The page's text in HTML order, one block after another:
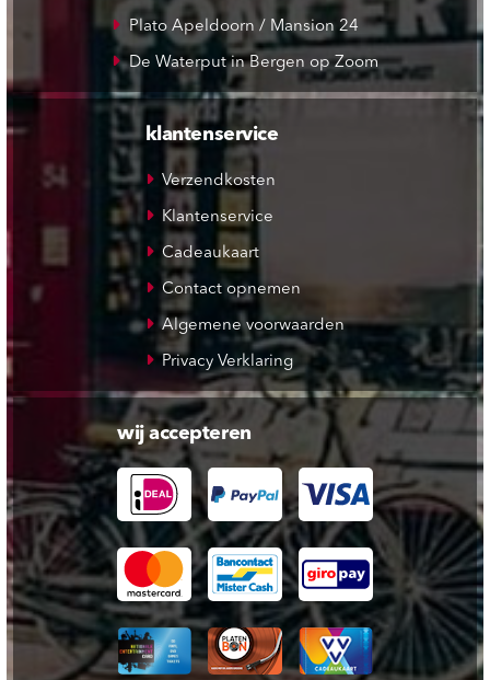
Plato Apeldoorn / Mansion 24
De Waterput in Bergen op Zoom
klantenservice
Verzendkosten
Klantenservice
Cadeaukaart
Contact opnemen
Algemene voorwaarden
Privacy Verklaring
wij accepteren